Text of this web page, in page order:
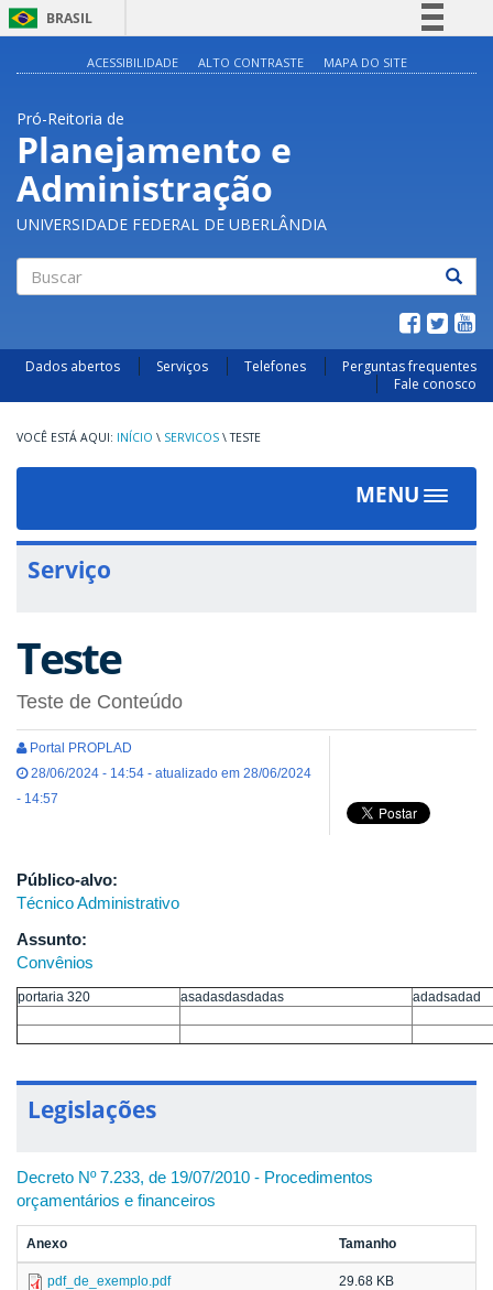
BRASIL
Acesso à informação
ACESSIBILIDADE ALTO CONTRASTE MAPA DO SITE
Pró-Reitoria de
Planejamento e
Administração
UNIVERSIDADE FEDERAL DE UBERLÂNDIA
Dados abertos Serviços Telefones
Perguntas frequentes
Fale conosco
INÍCIO \ SERVICOS \ TESTE
MENU
Toggle
Serviço
Teste
Teste de Conteúdo
Portal PROPLAD
28/06/2024 - 14:54 - atualizado em 28/06/2024
- 14:57
Público-alvo:
Técnico Administrativo
Assunto:
Convênios
portaria 320 asadasdasdadas adadsadad
Legislações
Decreto Nº 7.233, de 19/07/2010 - Procedimentos
orçamentários e financeiros
Anexo Tamanho
pdf_de_exemplo.pdf 29.68 KB